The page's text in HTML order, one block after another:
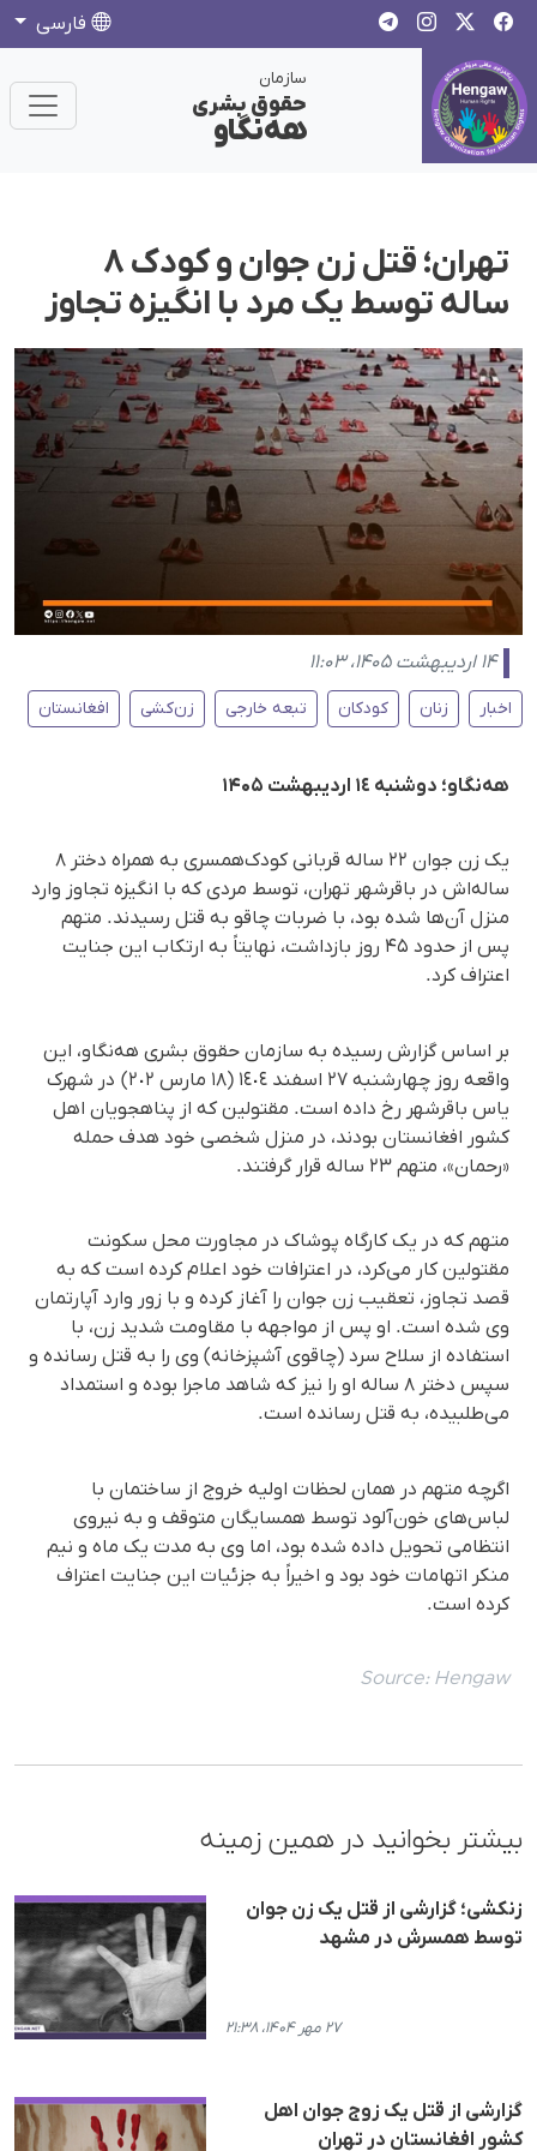
فارسی
سازمان
حقوق بشری
هەنگاو
تهران؛ قتل زن جوان و کودک ۸
ساله توسط یک مرد با انگیزه تجاوز
۱۴ اردیبهشت ۱۴۰۵، ۱۱:۰۳
اخبار زنان کودکان تبعه خارجی زن‌کشی افغانستان
هه‌نگاو؛ دوشنبه ١٤ اردیبهشت ۱۴۰۵
یک زن جوان ۲۲ ساله قربانی کودک‌همسری به همراه دختر ۸
ساله‌اش در باقرشهر تهران، توسط مردی که با انگیزه تجاوز وارد
منزل آن‌ها شده بود، با ضربات چاقو به قتل رسیدند. متهم
پس از حدود ۴۵ روز بازداشت، نهایتاً به ارتکاب این جنایت
اعتراف کرد.
بر اساس گزارش رسیده به سازمان حقوق بشری هه‌نگاو، این
واقعه روز چهارشنبه ٢٧ اسفند ١٤٠٤ (١٨ مارس ٢٠٢) در شهرک
یاس باقرشهر رخ داده است. مقتولین که از پناهجویان اهل
کشور افغانستان بودند، در منزل شخصی خود هدف حمله
«رحمان»، متهم ۲۳ ساله قرار گرفتند.
متهم که در یک کارگاه پوشاک در مجاورت محل سکونت
مقتولین کار می‌کرد، در اعترافات خود اعلام کرده است که به
قصد تجاوز، تعقیب زن جوان را آغاز کرده و با زور وارد آپارتمان
وی شده است. او پس از مواجهه با مقاومت شدید زن، با
استفاده از سلاح سرد (چاقوی آشپزخانه) وی را به قتل رسانده و
سپس دختر ۸ ساله او را نیز که شاهد ماجرا بوده و استمداد
می‌طلبیده، به قتل رسانده است.
اگرچه متهم در همان لحظات اولیه خروج از ساختمان با
لباس‌های خون‌آلود توسط همسایگان متوقف و به نیروی
انتظامی تحویل داده شده بود، اما وی به مدت یک ماه و نیم
منکر اتهامات خود بود و اخیراً به جزئیات این جنایت اعتراف
کرده است.
Source: Hengaw
بیشتر بخوانید در همین زمینه
زنکشی؛ گزارشی از قتل یک زن جوان
توسط همسرش در مشهد
۲۷ مهر ۱۴۰۴، ۲۱:۳۸
گزارشی از قتل یک زوج جوان اهل
کشور افغانستان در تهران